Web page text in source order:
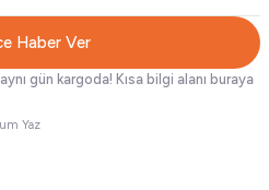
Haber Ver
gün kargoda! Kısa bilgi alanı buraya
Yaz